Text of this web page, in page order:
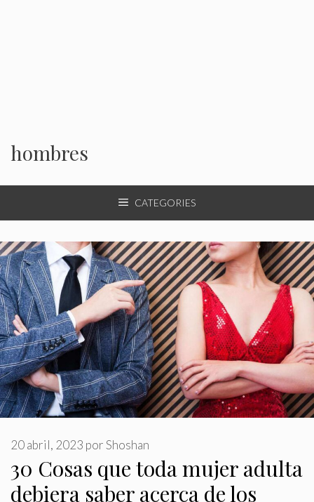
hombres
CATEGORIES
30 Cosas que toda mujer adulta
debiera saber acerca de los
20 abril, 2023 porShoshan